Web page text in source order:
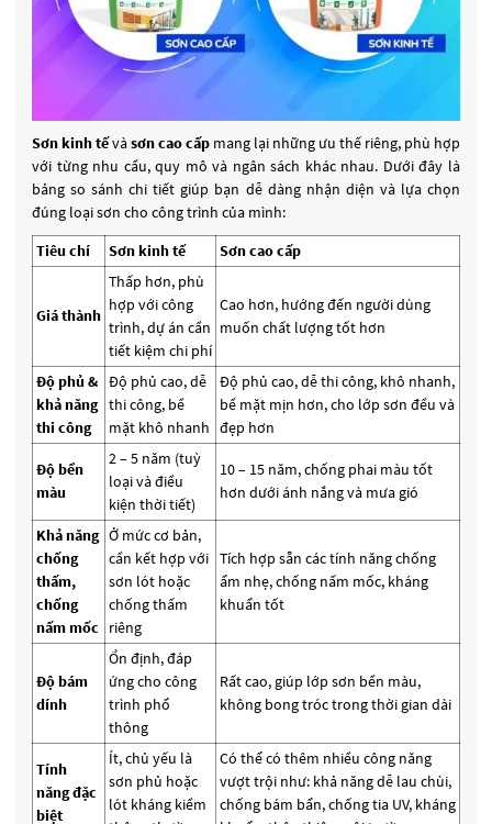
Sơn kinh tếvàsơn cao cấp mang lại những ưu thế riêng, phù hợp
với từng nhu cầu, quy mô và ngân sách khác nhau. Dưới đây là
bảng so sánh chi tiết giúp bạn dễ dàng nhận diện và lựa chọn
đúng loại sơn cho công trình của mình:
Tiêu chí
Sơn kinh tế Sơn cao cấp
Giá thành
Thấp hơn, phù
hợp với công
trình, dự án cần
tiết kiệm chi phí
Cao hơn, hướng đến người dùng
muốn chất lượng tốt hơn
Độ phủ &
khả năng
thi công
Độ phủ cao, dễ
thi công, bề
mặt khô nhanh
Độ phủ cao, dễ thi công, khô nhanh,
bề mặt mịn hơn, cho lớp sơn đều và
đẹp hơn
Độ bền
màu
2 – 5 năm (tuỳ
loại và điều
kiện thời tiết)
10 – 15 năm, chống phai màu tốt
hơn dưới ánh nắng và mưa gió
Khả năng
chống
thấm,
chống
nấm mốc
Ở mức cơ bản,
cần kết hợp với
sơn lót hoặc
chống thấm
riêng
Tích hợp sẵn các tính năng chống
ẩm nhẹ, chống nấm mốc, kháng
khuẩn tốt
Độ bám
dính
Ổn định, đáp
ứng cho công
trình phổ
thông
Rất cao, giúp lớp sơn bền màu,
không bong tróc trong thời gian dài
Tính
năng đặc
biệt
Ít, chủ yếu là
sơn phủ hoặc
lót kháng kiềm
Có thể có thêm nhiều công năng
vượt trội như: khả năng dễ lau chùi,
chống bám bẩn, chống tia UV, kháng